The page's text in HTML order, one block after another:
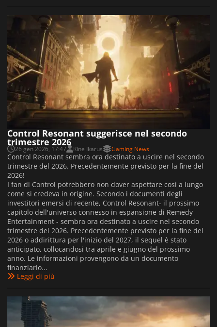
Control Resonant suggerisce nel secondo
trimestre 2026
26 gen 2026, 17:47 Rine Ikarus Gaming News
Control Resonant sembra ora destinato a uscire nel secondo
trimestre del 2026. Precedentemente previsto per la fine del
2026!
I fan di Control potrebbero non dover aspettare così a lungo
come si credeva in origine. Secondo i documenti degli
investitori emersi di recente, Control Resonant- il prossimo
capitolo dell'universo connesso in espansione di Remedy
Entertainment - sembra ora destinato a uscire nel secondo
trimestre del 2026. Precedentemente previsto per la fine del
2026 o addirittura per l'inizio del 2027, il sequel è stato
anticipato, collocandosi tra aprile e giugno del prossimo
anno. Le informazioni provengono da un documento
finanziario...
Leggi di più